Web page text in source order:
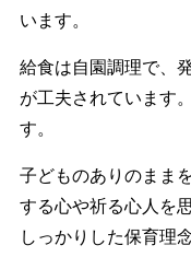
います。
給食は自園調理で、
が工夫されています
す。
子どものありのまま
する心や祈る心人を
しっかりした保育理